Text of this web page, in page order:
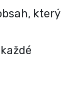
který